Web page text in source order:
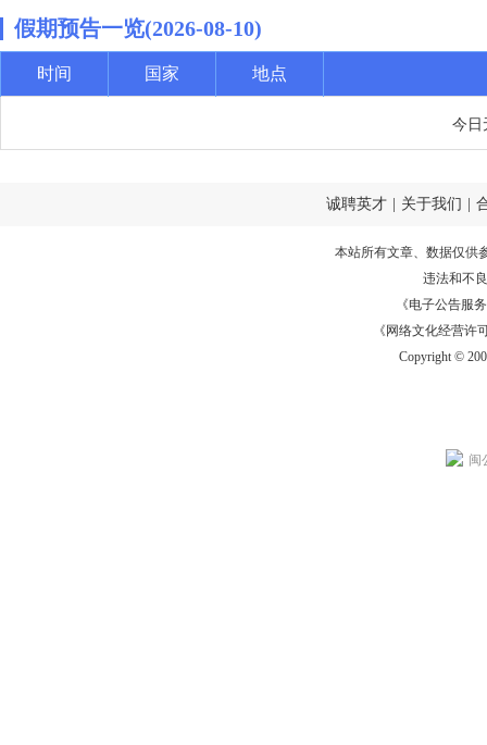
假期预告一览(2026-08-10)
时间 国家 地点
今日
诚聘英才 关于我们
本站所有文章、数据仅供
违法和不
《电子公告服务
《网络文化经营许
Copyright ©
闽